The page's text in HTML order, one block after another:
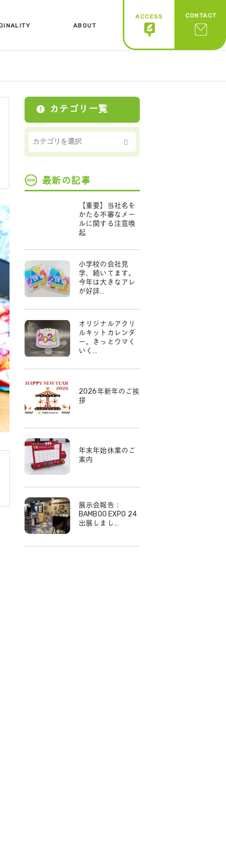
ABOUT
ACCESS CONTACT
カテゴリ一覧
最新の記事
【重要】当社名を
かたる不審なメー
ルに関する注意喚
起
小学校の会社見
学、続いてます。
今年は大きなアレ
が好評…
オリジナルアクリ
ルキットカレンダ
ー。きっとウマく
いく…
2026年新年のご挨
拶
年末年始休業のご
案内
展示会報告：
BAMBOO EXPO 24
出展しまし…